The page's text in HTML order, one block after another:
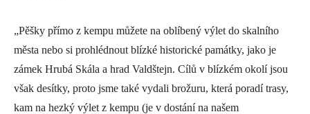
„Pěšky přímo z kempu můžete na oblíbený výlet do skalního
města nebo si prohlédnout blízké historické památky, jako je
zámek Hrubá Skála a hrad Valdštejn. Cílů v blízkém okolí jsou
však desítky, proto jsme také vydali brožuru, která poradí trasy,
kam na hezký výlet z kempu (je v dostání na našem